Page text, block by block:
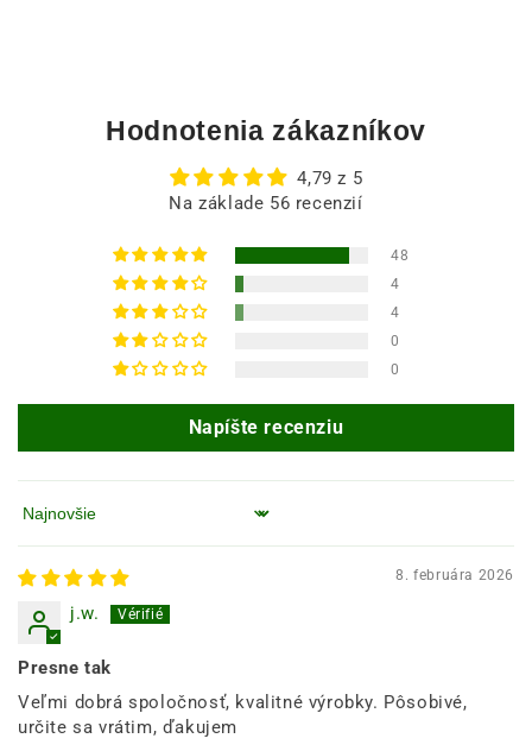
Hodnotenia zákazníkov
4,79 z 5
Na základe 56 recenzií
48
4
4
0
0
Napíšte recenziu
Zoradiť podľa
8. februára 2026
j.w.
Presne tak
Veľmi dobrá spoločnosť, kvalitné výrobky. Pôsobivé,
určite sa vrátim, ďakujem